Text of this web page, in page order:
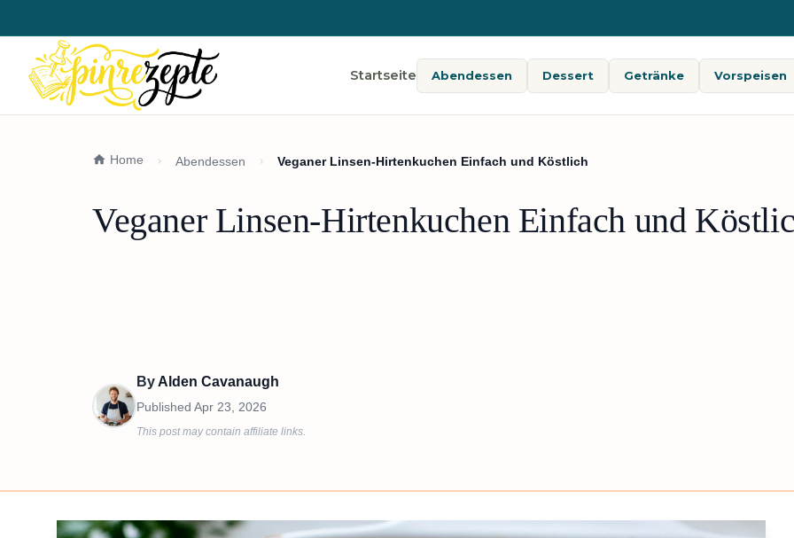
Startseite Abendessen Dessert Getränke Vorspeisen
Home Abendessen Veganer Linsen-Hirtenkuchen Einfach und Köstlich
Veganer Linsen-Hirtenkuchen Einfach und
ByAlden Cavanaugh
Published Apr 23, 2026
This post may contain affiliate links.